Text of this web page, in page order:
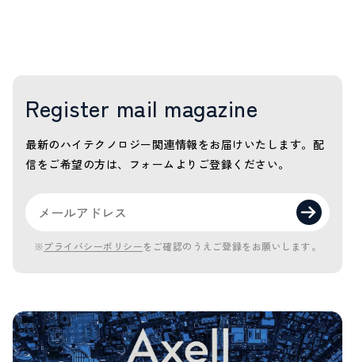
Register mail magazine
最新のハイテクノロジー関連情報をお届けいたします。 配
信をご希望の方は、フォームよりご登録ください。
※ プライバシーポリシーをご確認のうえご登録をお願いします。